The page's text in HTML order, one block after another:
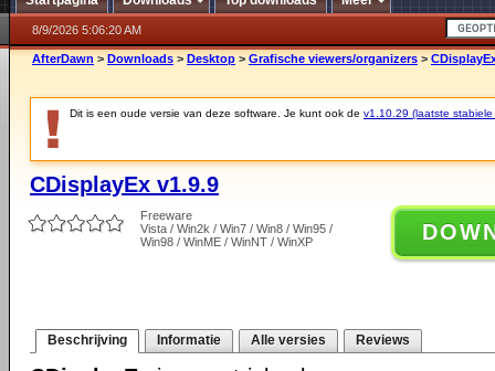
8/9/2026 5:06:20 AM
AfterDawn > Downloads > Desktop > Grafische viewers/organizers >
Dit is een oude versie van deze software. Je kunt ook de v1.10.29 (laatste stabiele
CDisplayEx v1.9.9
Freeware
Vista / Win2k / Win7 / Win8 / Win95 /
Win98 / WinME / WinNT / WinXP
Beschrijving Informatie Alle versies Reviews